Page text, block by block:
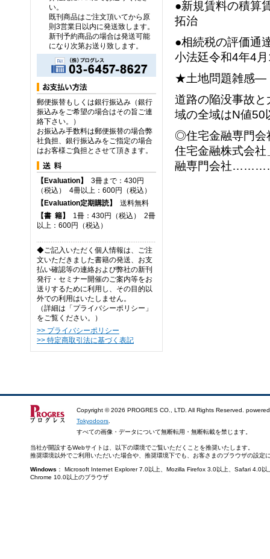
い。
既刊商品はご注文頂いてから原
則3営業日以内に発送致します。
新刊予約商品の場合は発送可能
になり次第お送り致します。
郵便振替もしくは銀行振込み（銀行
振込みをご希望の場合はその旨ご連
絡下さい。）
お振込み手数料は郵便振替の場合弊
社負担、銀行振込みをご指定の場合
はお客様ご負担とさせて頂きます。
【Evaluation】
3冊まで：430円
（税込） 4冊以上：600円（税込）
【Evaluation定期購読】
送料無料
【書 籍】
1冊：430円（税込） 2冊
以上：600円（税込）
◆ご記入いただく個人情報は、ご注
文いただきました書籍の発送、お支
払い確認等の連絡および弊社の新刊
発行・セミナー開催のご案内等をお
送りするために利用し、その目的以
外での利用はいたしません。
（詳細は「プライバシーポリシー」
をご覧ください。）
>> プライバシーポリシー
>> 特定商取引法に基づく表記
●新規賃料の積
拓治
●相続税の評価通
小法廷令和4年
★土地問題雑感―
道路の陥没事故
域の全域はN値
◎住宅金融専門会
住宅金融株式会
融専門会社
Copyright ©2026 PROGRES CO., LTD. All Rights Reserved.
Tokyodoors
すべての画像・データについて無断転用・無断転載を禁じます。
当社が開設するWebサイトは、以下の環境でご覧いただくことを推奨いたします。
推奨環境以外でご利用いただいた場合や、推奨環境下でも、お客さまのブラウザの設
Windows ： Microsoft Internet Explorer 7.0以上、Mozilla Firefox 3.0以上、Safari
Chrome 10.0以上のブラウザ